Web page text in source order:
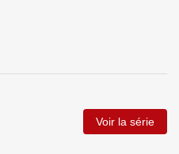
Voir la série